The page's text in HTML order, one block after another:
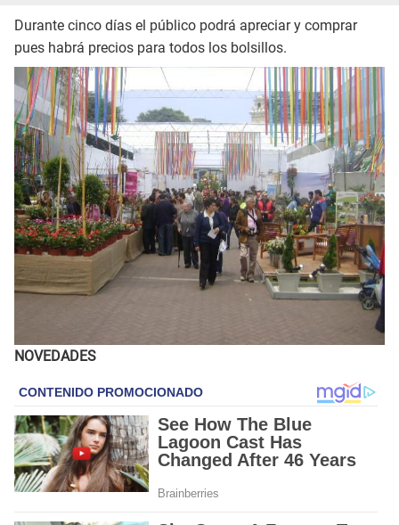
Durante cinco días el público podrá apreciar y comprar
pues habrá precios para todos los bolsillos.
NOVEDADES